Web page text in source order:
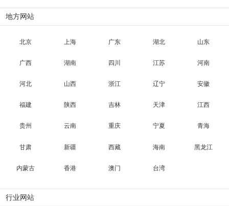
地方网站
北京 上海 广东 湖北 山东
广西 湖南 四川 江苏 河南
河北 山西 浙江 辽宁 安徽
福建 陕西 吉林 天津 江西
贵州 云南 重庆 宁夏 青海
甘肃 新疆 西藏 海南 黑龙江
内蒙古 香港 澳门 台湾
行业网站